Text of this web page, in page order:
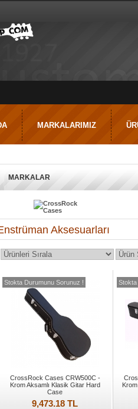
MARKALARIMIZ
MARKALAR
Aksesuarları
Stokta Durumunu Sorunuz !
CrossRock Cases CRW500C -
Krom Aksamlı Klasik Gitar Hard
Case
9,473.18 TL